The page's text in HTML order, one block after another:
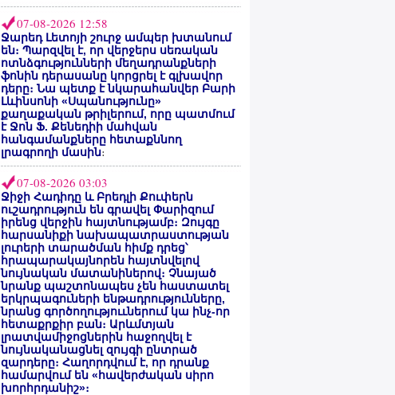
07-08-2026 12:58
Ջարեդ Լետոյի շուրջ ամպեր խտանում
են։ Պարզվել է, որ վերջերս սեռական
ոտնձգությունների մեղադրանքների
ֆոնին դերասանը կորցրել է գլխավոր
դերը։ Նա պետք է նկարահանվեր Բարի
Լևինսոնի «Սպանությունը»
քաղաքական թրիլերում, որը պատմում
է Ջոն Ֆ. Քենեդիի մահվան
հանգամանքները հետաքննող
լրագրողի մասին։
07-08-2026 03:03
Ջիջի Հադիդը և Բրեդլի Քուփերն
ուշադրություն են գրավել Փարիզում
իրենց վերջին հայտնությամբ։ Զույգը
հարսանիքի նախապատրաստության
լուրերի տարածման հիմք դրեց՝
հրապարակայնորեն հայտնվելով
նույնական մատանիներով։ Չնայած
նրանք պաշտոնապես չեն հաստատել
երկրպագուների ենթադրությունները,
նրանց գործողություւներում կա ինչ-որ
հետաքրքիր բան։ Արևմտյան
լրատվամիջոցներին հաջողվել է
նույնականացնել զույգի ընտրած
զարդերը։ Հաղորդվում է, որ դրանք
համարվում են «հավերժական սիրո
խորհրդանիշ»։